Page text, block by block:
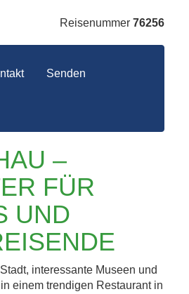
Reisenummer 76256
Senden
–
FÜR
UND
interessante Museen und
einem trendigen Restaurant in